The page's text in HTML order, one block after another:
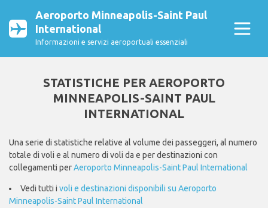
Aeroporto Minneapolis-Saint Paul
International
Informazioni e servizi aeroportuali essenziali
STATISTICHE PER AEROPORTO
MINNEAPOLIS-SAINT PAUL
INTERNATIONAL
Una serie di statistiche relative al volume dei passeggeri, al numero
totale di voli e al numero di voli da e per destinazioni con
collegamenti perAeroporto Minneapolis-Saint Paul International
Vedi tutti i voli e destinazioni disponibili su Aeroporto
Minneapolis-Saint Paul International